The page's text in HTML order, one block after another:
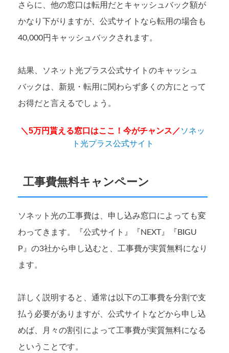
さらに、他の窓口は転用だとキャッシュバック額が
かなり下がりますが、公式サイトなら転用の場合も
40,000円キャッシュバックされます。
結果、ソネット光プラス公式サイトのキャッシュ
バックは、新規・転用に関わらず多くの方にとって
お得だと言えるでしょう。
＼5万円貰える窓口はここ！今がチャンス／ソネッ
ト光プラス公式サイト
工事費無料キャンペーン
ソネット光の工事費は、申し込み窓口によっても変
わってきます。『公式サイト』『NEXT』『BIGU
P』の3社から申し込むと、工事費が実質無料になり
ます。
詳しく説明すると、通常は以下の工事費を分割で支
払う必要がありますが、公式サイトなどから申し込
めば、月々の割引によって工事費が実質無料になる
ということです。